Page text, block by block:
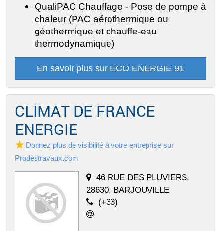
QualiPAC Chauffage - Pose de pompe à
chaleur (PAC aérothermique ou
géothermique et chauffe-eau
thermodynamique)
En savoir plus sur ECO ENERGIE 91
CLIMAT DE FRANCE
ENERGIE
Donnez plus de visibilité à votre entreprise sur
Prodestravaux.com
46 RUE DES PLUVIERS,
28630, BARJOUVILLE
(+33)